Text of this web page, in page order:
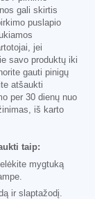
gali skirtis
puslapio
jei
savo produktų iki
gauti pinigų
atšaukti
per 30 dienų nuo
iš karto
taip:
mygtuką
ir slaptažodį.